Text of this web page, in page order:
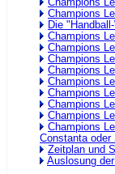
Champions
Champions
Die
Champions
Champions
Champions
Champions
Champions
Champions
Champions
Champions
Champions
Constanta oder
Zeitplan und
Auslosung